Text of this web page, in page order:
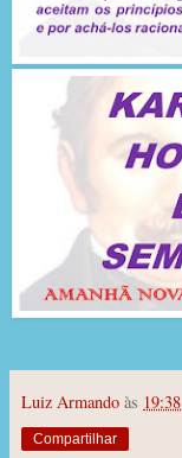
Luiz Armando às 19:38
Compartilhar